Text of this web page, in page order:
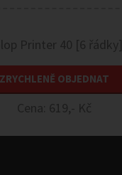
Printer 40 [6 řádky]
ZRYCHLENĚ OBJEDNAT
Cena: 619,- Kč